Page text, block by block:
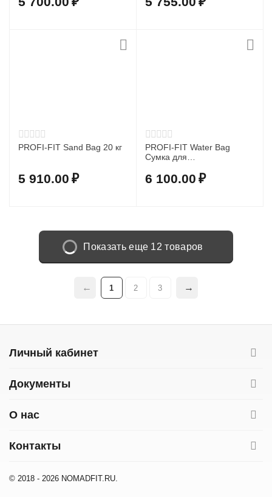
PROFI-FIT Sand Bag 20 кг
5 910.00 ₽
PROFI-FIT Water Bag
Сумка для
тренинга
6 100.00 ₽
Показать еще 12 товаров
1 2 3
Личный кабинет
Документы
О нас
Контакты
© 2018 - 2026 NOMADFIT.RU.